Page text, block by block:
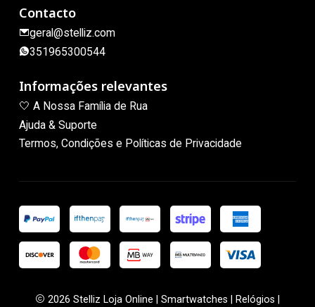
Contacto
geral@stelliz.com
351965300544
Informações relevantes
🤍 A Nossa Família de Rua
Ajuda & Suporte
Termos, Condições e Políticas de Privacidade
2026 Stelliz Loja Online | Smartwatches | Relógios |